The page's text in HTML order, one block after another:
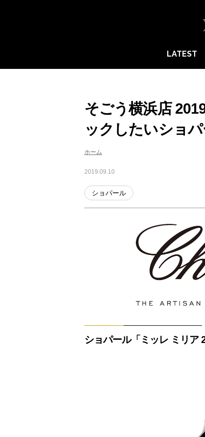
LATEST
そごう横浜店
ックしたいショ
ホーム
2019.09.10
ショパール
ショパール「ミッレ ミリア